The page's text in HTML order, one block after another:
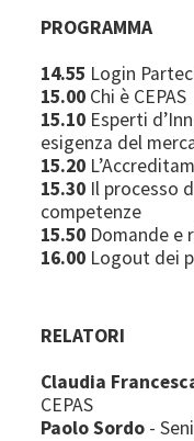
PROGRAMMA
14.55 Login
15.00 Chi è CEPAS
15.10 Esperti
esigenza del
15.20
15.30 Il processo
competenze
15.50 Domande e
16.00 Logout dei
RELATORI
Claudia
CEPAS
Paolo Sordo -